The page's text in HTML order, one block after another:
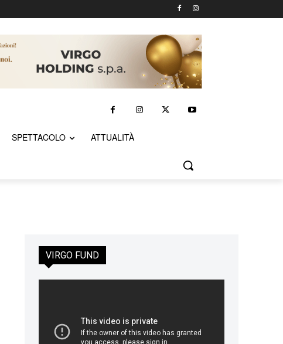
SPETTACOLO ATTUALITÀ
VIRGO FUND